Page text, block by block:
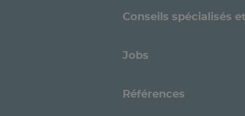
Conseils spécialisés
Jobs
Références